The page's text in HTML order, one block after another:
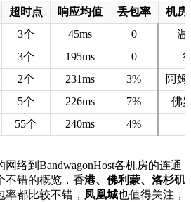
超时点 响应均值 丢包率
机房
3个 45ms 0
温
3个 195ms 0
2个 231ms 3%
阿
5个 226ms 7%
佛
55个 240ms 4%
络到BandwagonHost各机房的连通
错的概览， 香港、佛利蒙、洛杉矶
都比较不错， 凤凰城也值得关注，